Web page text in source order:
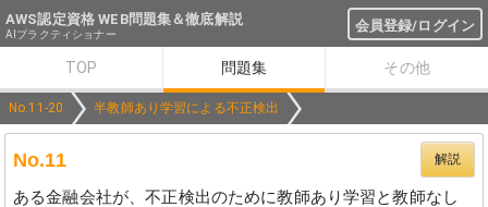
AWS認定資格 WEB問題集＆徹底解説 会員登録/ログイン
AIプラクティショナー
TOP 問題集 その他
No.11-20 半教師あり学習による不正検出
No.11 解説
ある金融会社が、不正検出のために教師あり学習と教師なし